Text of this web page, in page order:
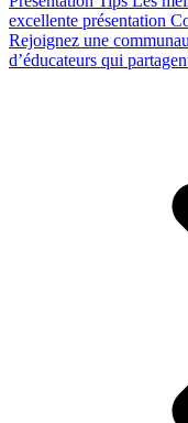
excellente présentation
Rejoignez une
d’éducateurs qui